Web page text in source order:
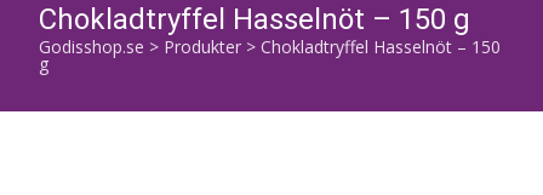
Chokladtryffel Hasselnöt – 150 g
Godisshop.se > Produkter > Chokladtryffel Hasselnöt – 150
g